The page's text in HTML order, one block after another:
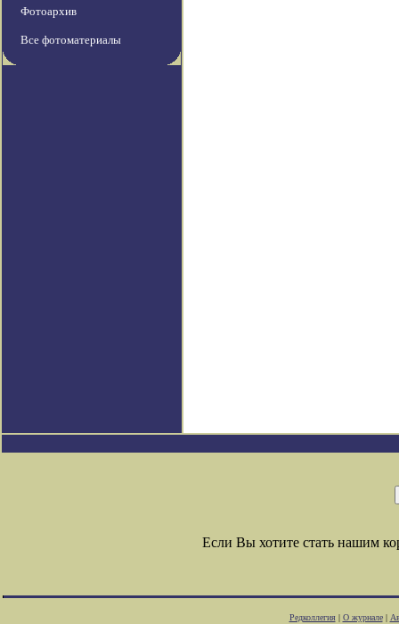
Фотоархив
Все фотоматериалы
Если Вы хотите стать нашим
Редколлегия| О журнале|